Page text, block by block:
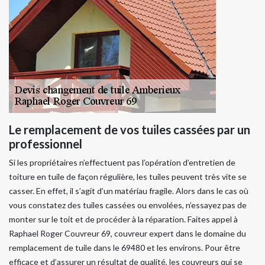
Le remplacement de vos tuiles cassées par un
professionnel
Si les propriétaires n’effectuent pas l’opération d’entretien de
toiture en tuile de façon régulière, les tuiles peuvent très vite se
casser. En effet, il s’agit d’un matériau fragile. Alors dans le cas où
vous constatez des tuiles cassées ou envolées, n’essayez pas de
monter sur le toit et de procéder à la réparation. Faites appel à
Raphael Roger Couvreur 69, couvreur expert dans le domaine du
remplacement de tuile dans le 69480 et les environs. Pour être
efficace et d’assurer un résultat de qualité, les couvreurs qui se